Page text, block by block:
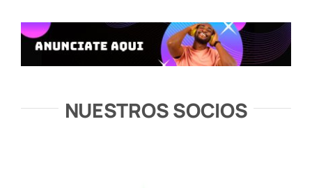
NUESTROS SOCIOS